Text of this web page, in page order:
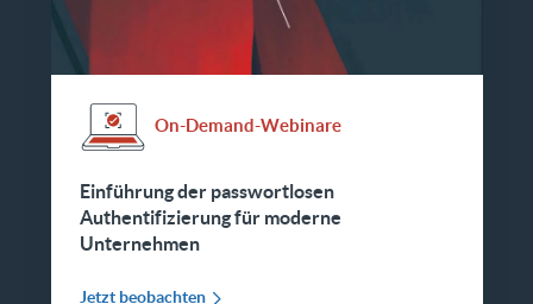
On-Demand-Webinare
Einführung der passwortlosen
Authentifizierung für moderne
Unternehmen
Jetzt beobachten